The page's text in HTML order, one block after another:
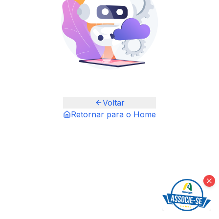
Voltar
Retornar para o Home